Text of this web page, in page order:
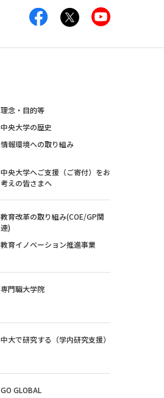
理念・目的等
中央大学の歴史
情報環境への取り組み
中央大学へご支援（ご寄付）をお
考えの皆さまへ
教育改革の取り組み(COE/GP関
連)
教育イノベーション推進事業
専門職大学院
中大で研究する（学内研究支援）
GO GLOBAL